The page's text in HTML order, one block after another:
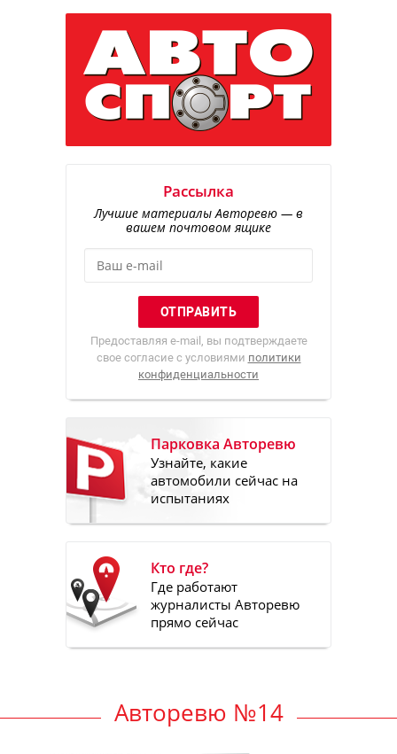
Рассылка
Лучшие материалы Авторевю — в
вашем почтовом ящике
Предоставляя e-mail, вы подтверждаете
свое согласие с условиями политики
конфиденциальности
Парковка Авторевю
Узнайте, какие
автомобили сейчас на
испытаниях
Кто где?
Где работают
журналисты Авторевю
прямо сейчас
Авторевю №14